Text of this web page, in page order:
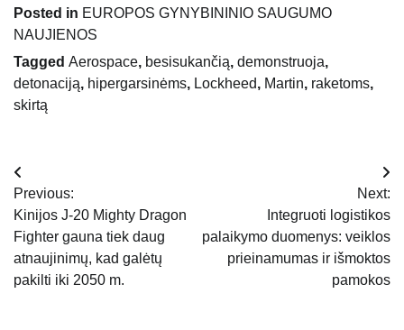
Posted in EUROPOS GYNYBININIO SAUGUMO
NAUJIENOS
Tagged Aerospace, besisukančią, demonstruoja,
detonaciją, hipergarsinėms, Lockheed, Martin, raketoms,
skirtą
Navigacija
tarp
įrašų
Previous:
Kinijos J-20 Mighty Dragon
Fighter gauna tiek daug
atnaujinimų, kad galėtų
pakilti iki 2050 m.
Next:
Integruoti logistikos
palaikymo duomenys: veiklos
prieinamumas ir išmoktos
pamokos